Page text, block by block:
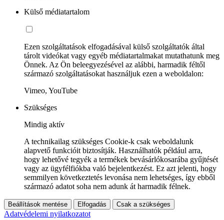
Külső médiatartalom
Ezen szolgáltatások elfogadásával külső szolgáltatók által
tárolt videókat vagy egyéb médiatartalmakat mutathatunk meg
Önnek. Az Ön beleegyezésével az alábbi, harmadik féltől
származó szolgáltatásokat használjuk ezen a weboldalon:
Vimeo, YouTube
Szükséges
Mindig aktív
A technikailag szükséges Cookie-k csak weboldalunk
alapvető funkcióit biztosítják. Használhatók például arra,
hogy lehetővé tegyék a termékek bevásárlókosarába gyűjtését
vagy az ügyfélfiókba való bejelentkezést. Ez azt jelenti, hogy
semmilyen következtetés levonása nem lehetséges, így ebből
származó adatot soha nem adunk át harmadik félnek.
Beállítások mentése Elfogadás Csak a szükséges
Adatvédelemi nyilatkozatot